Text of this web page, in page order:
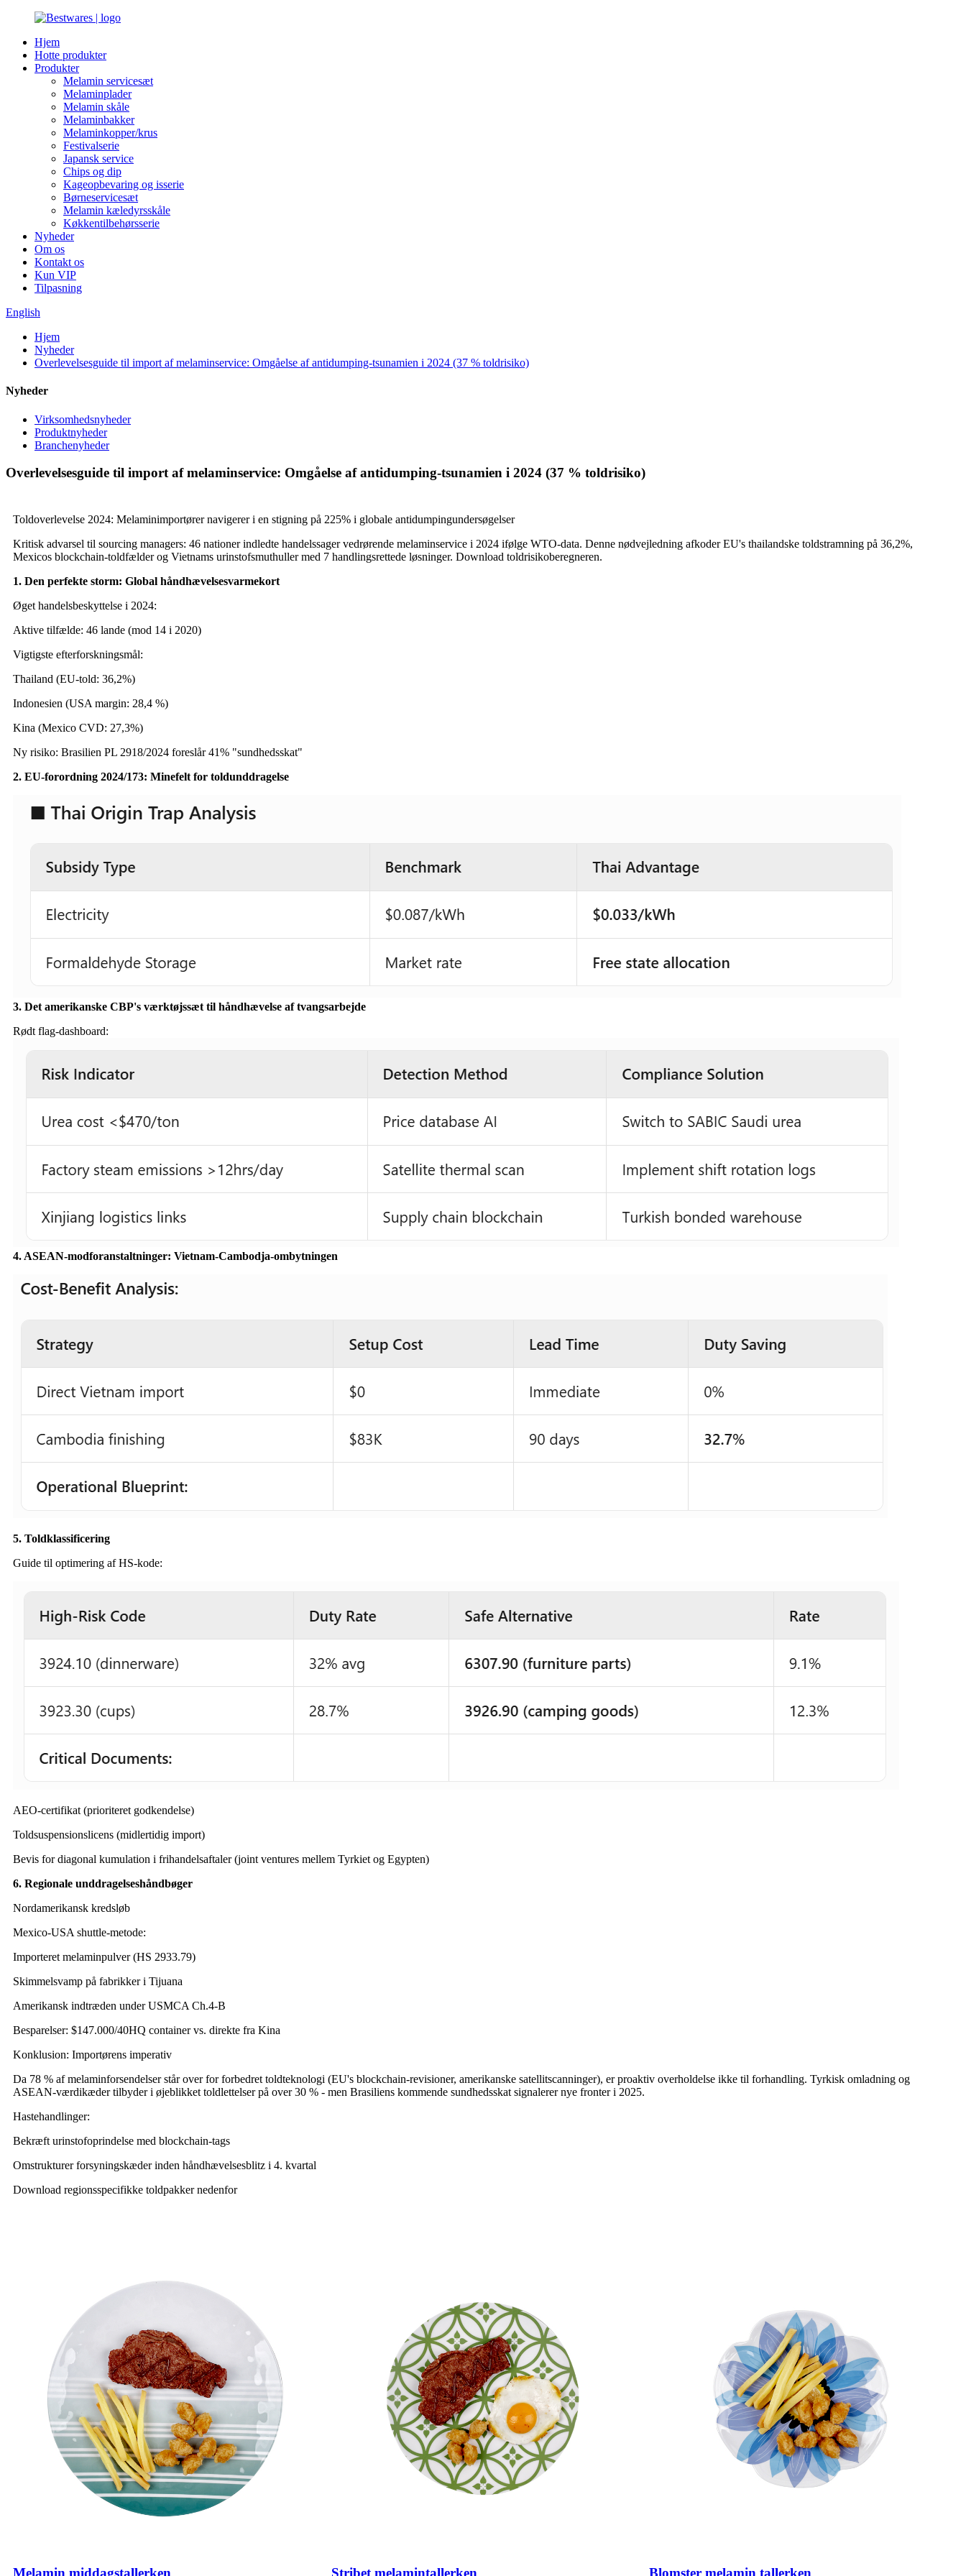
Hjem
Hotte produkter
Produkter
Melamin servicesæt
Melaminplader
Melamin skåle
Melaminbakker
Melaminkopper/krus
Festivalserie
Japansk service
Chips og dip
Kageopbevaring og isserie
Børneservicesæt
Melamin kæledyrsskåle
Køkkentilbehørsserie
Nyheder
Om os
Kontakt os
Kun VIP
Tilpasning
English
Hjem
Nyheder
Overlevelsesguide til import af melaminservice: Omgåelse af antidumping-tsunamien i 2024 (37 % toldrisiko)
Nyheder
Virksomhedsnyheder
Produktnyheder
Branchenyheder
Overlevelsesguide til import af melaminservice: Omgåelse af antidumping-tsunamien i 2024 (37 % toldrisiko)
Toldoverlevelse 2024: Melaminimportører navigerer i en stigning på 225% i globale antidumpingundersøgelser
Kritisk advarsel til sourcing managers: 46 nationer indledte handelssager vedrørende melaminservice i 2024 ifølge WTO-data. Denne nødvejledning afkoder EU's thailandske toldstramning på 36,2%,
Mexicos blockchain-toldfælder og Vietnams urinstofsmuthuller med 7 handlingsrettede løsninger. Download toldrisikoberegneren.
1. Den perfekte storm: Global håndhævelsesvarmekort
Øget handelsbeskyttelse i 2024:
Aktive tilfælde: 46 lande (mod 14 i 2020)
Vigtigste efterforskningsmål:
Thailand (EU-told: 36,2%)
Indonesien​ (USA margin: 28,4 %)
Kina (Mexico CVD: 27,3%)
Ny risiko: Brasilien PL 2918/2024 foreslår 41% "sundhedsskat"
2. EU-forordning 2024/173: Minefelt for toldunddragelse
3. Det amerikanske CBP's værktøjssæt til håndhævelse af tvangsarbejde
Rødt flag-dashboard:
4. ASEAN-modforanstaltninger: Vietnam-Cambodja-ombytningen
5. Toldklassificering
Guide til optimering af HS-kode:
AEO-certifikat (prioriteret godkendelse)
Toldsuspensionslicens (midlertidig import)
Bevis for diagonal kumulation i frihandelsaftaler (joint ventures mellem Tyrkiet og Egypten)
6. Regionale unddragelseshåndbøger
Nordamerikansk kredsløb
Mexico-USA shuttle-metode:
Importeret melaminpulver (HS 2933.79)
Skimmelsvamp på fabrikker i Tijuana
Amerikansk indtræden under USMCA Ch.4-B
Besparelser: $147.000/40HQ container vs. direkte fra Kina
Konklusion: Importørens imperativ
Da 78 % af melaminforsendelser står over for forbedret toldteknologi (EU's blockchain-revisioner, amerikanske satellitscanninger), er proaktiv overholdelse ikke til forhandling. Tyrkisk omladning og
ASEAN-værdikæder tilbyder i øjeblikket toldlettelser på over 30 % - men Brasiliens kommende sundhedsskat signalerer nye fronter i 2025.
Hastehandlinger:
Bekræft urinstofoprindelse med blockchain-tags
Omstrukturer forsyningskæder inden håndhævelsesblitz i 4. kvartal
Download regionsspecifikke toldpakker nedenfor
Melamin middagstallerken Stribet melamintallerken Blomster melamin tallerken